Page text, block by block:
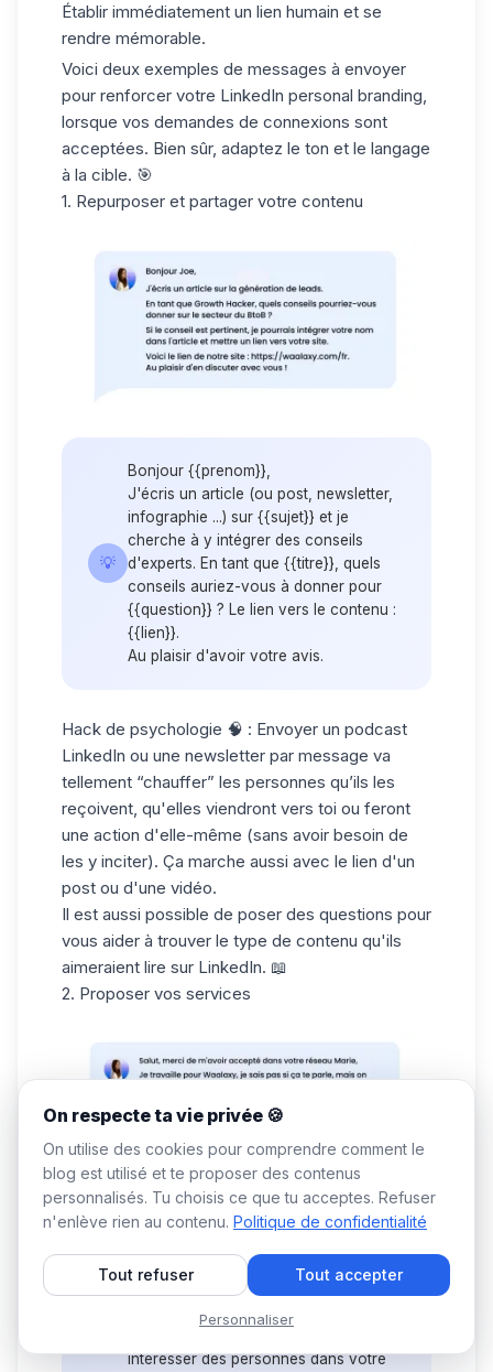
Établir immédiatement un lien humain et se
rendre mémorable.
Voici deux exemples de messages à envoyer
pour renforcer votre LinkedIn personal branding,
lorsque vos demandes de connexions sont
acceptées. Bien sûr, adaptez le ton et le langage
à la cible. 🎯
1. Repurposer et partager votre contenu
💡
Bonjour {{prenom}},
J'écris un article (ou post, newsletter,
infographie ...) sur {{sujet}} et je
cherche à y intégrer des conseils
d'experts. En tant que {{titre}}, quels
conseils auriez-vous à donner pour
{{question}} ? Le lien vers le contenu :
{{lien}}.
Au plaisir d'avoir votre avis.
Hack de psychologie 🧠 : Envoyer un podcast
LinkedIn ou une newsletter par message va
tellement “chauffer” les personnes qu’ils les
reçoivent, qu'elles viendront vers toi ou feront
une action d'elle-même (sans avoir besoin de
les y inciter). Ça marche aussi avec le lien d'un
post ou d'une vidéo.
Il est aussi possible de poser des questions pour
vous aider à trouver le type de contenu qu'ils
aimeraient lire sur LinkedIn. 📖
2. Proposer vos services
Salut, merci de m'avoir accepté dans
Je travaille pour {{nom de la société}},
je sais pas si ça vous parle, mais on
développe {{produit}}.
intéresser des personnes dans votre
On respecte ta vie privée 🍪
On utilise des cookies pour comprendre comment le
blog est utilisé et te proposer des contenus
personnalisés. Tu choisis ce que tu acceptes. Refuser
n'enlève rien au contenu. Politique de confidentialité
Tout refuser Tout accepter
Personnaliser